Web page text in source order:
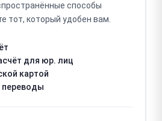
способы
тот, который удобен вам.
для юр. лиц
картой